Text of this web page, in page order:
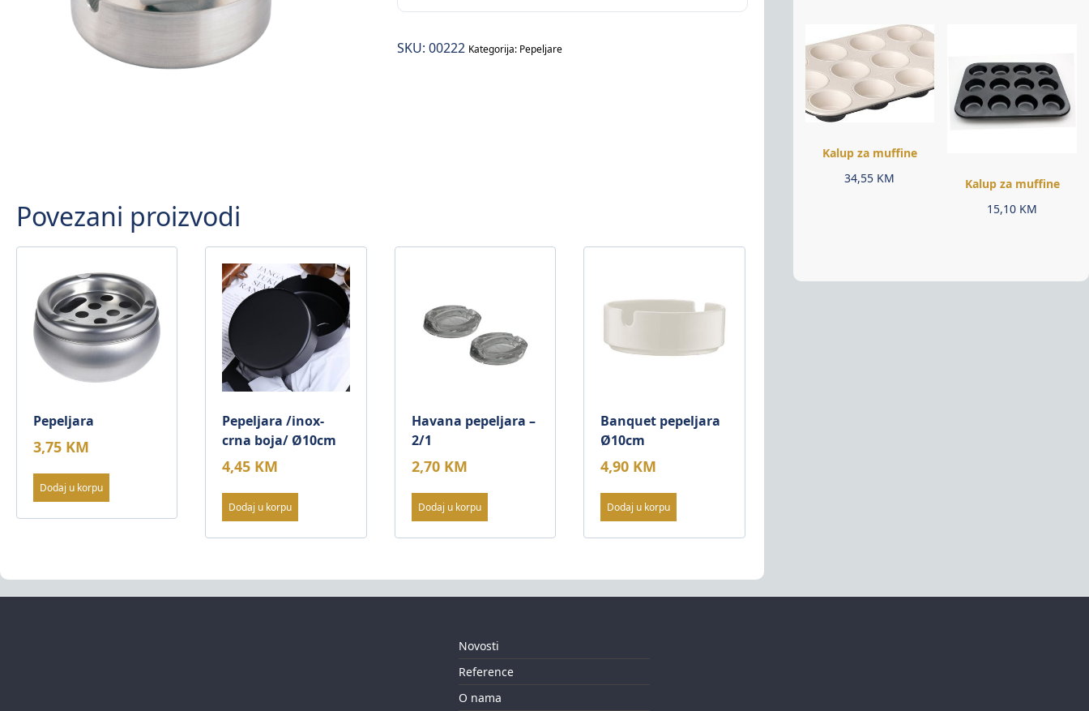
Ø8cm
SKU: 00222 Kategorija: Pepeljare
Povezani proizvodi
Pepeljara
3,75 KM
Dodaj u korpu
Pepeljara /inox-
crna boja/ Ø10cm
4,45 KM
Dodaj u korpu
Havana pepeljara –
2/1
2,70 KM
Dodaj u korpu
Banquet pepeljara
Ø10cm
4,90 KM
Dodaj u korpu
Kalup za muffine
34,55 KM
Kalup za muffine
15,10 KM
Novosti
Reference
O nama